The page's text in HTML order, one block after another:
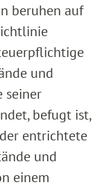
beruhen auf
und
seiner
befugt ist,
entrichtete
und
einem